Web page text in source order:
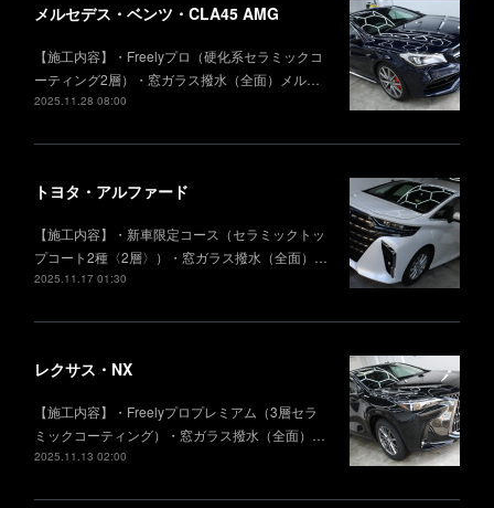
メルセデス・ベンツ・CLA45 AMG
【施工内容】・Freelyプロ（硬化系セラミックコ
ーティング2層）・窓ガラス撥水（全面）メル…
2025.11.28 08:00
トヨタ・アルファード
【施工内容】・新車限定コース（セラミックトッ
プコート2種〈2層〉）・窓ガラス撥水（全面）…
2025.11.17 01:30
レクサス・NX
【施工内容】・Freelyプロプレミアム（3層セラ
ミックコーティング）・窓ガラス撥水（全面）…
2025.11.13 02:00